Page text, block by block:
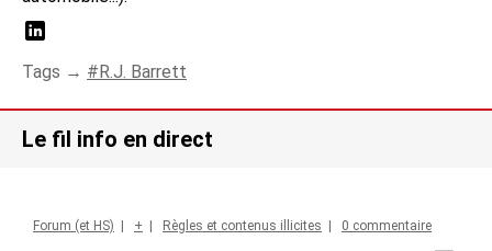
Tags → R.J. Barrett
Le fil info en direct
Forum (et HS) + Règles et contenus illicites 0 commentaire